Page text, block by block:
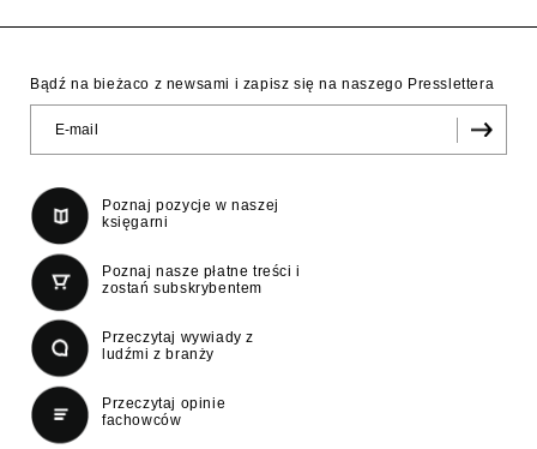
Bądź na bieżaco z newsami i zapisz się na naszego Presslettera
Poznaj pozycje w naszej
księgarni
Poznaj nasze płatne treści i
zostań subskrybentem
Przeczytaj wywiady z
ludźmi z branży
Przeczytaj opinie
fachowców